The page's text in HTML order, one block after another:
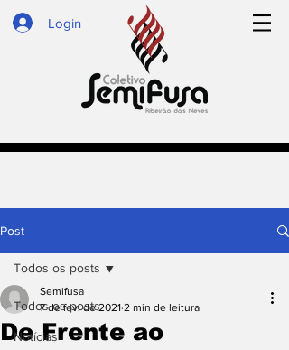
Login
Post
Todos os posts
Notícias
Todos os posts
De Frente ao
Semifusa
7 de fev. de 2021 2 min de leitura